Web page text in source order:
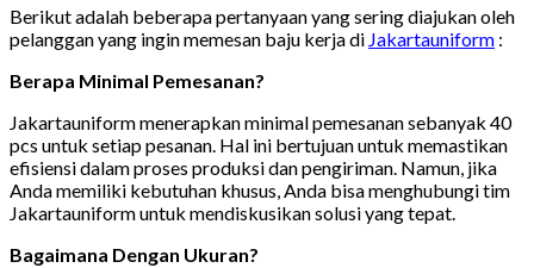
Berikut adalah beberapa pertanyaan yang sering diajukan oleh
pelanggan yang ingin memesan baju kerja di Jakartauniform :
Berapa Minimal Pemesanan?
Jakartauniform menerapkan minimal pemesanan sebanyak 40
pcs untuk setiap pesanan. Hal ini bertujuan untuk memastikan
efisiensi dalam proses produksi dan pengiriman. Namun, jika
Anda memiliki kebutuhan khusus, Anda bisa menghubungi tim
Jakartauniform untuk mendiskusikan solusi yang tepat.
Bagaimana Dengan Ukuran?